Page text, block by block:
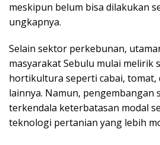
meskipun belum bisa dilakukan
ungkapnya.
Selain sektor perkebunan,
masyarakat Sebulu mulai melirik
hortikultura seperti cabai, tomat,
lainnya. Namun, pengembangan
terkendala keterbatasan modal
teknologi pertanian yang lebih